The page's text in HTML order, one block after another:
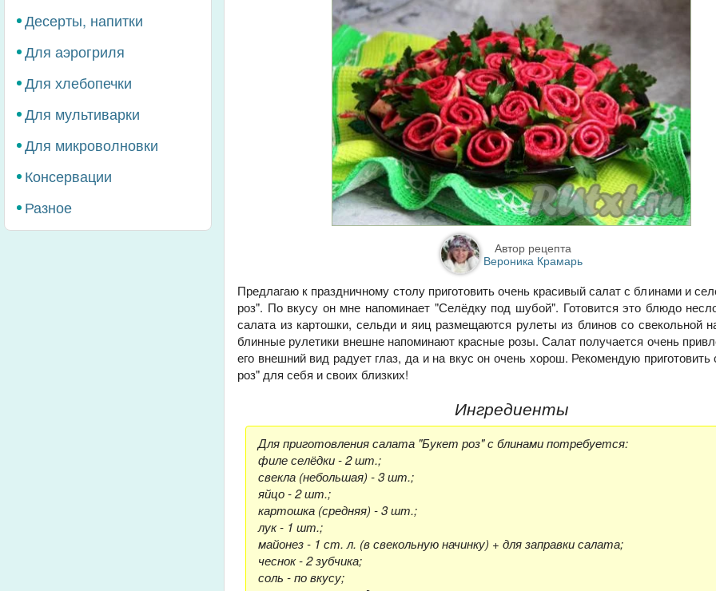
Десерты, напитки
Для аэрогриля
Для хлебопечки
Для мультиварки
Для микроволновки
Консервации
Разное
Автор рецепта
Вероника Крамарь
Предлагаю к праздничному столу приготовить очень красивый салат с блинами и
роз". По вкусу он мне напоминает "Селёдку под шубой". Готовится это блюдо
салата из картошки, сельди и яиц размещаются рулеты из блинов со свекольной
блинные рулетики внешне напоминают красные розы. Салат получается очень
его внешний вид радует глаз, да и на вкус он очень хорош. Рекомендую приготовить
роз" для себя и своих близких!
Ингредиенты
Для приготовления салата "Букет роз" с блинами потребуется:
филе селёдки - 2 шт.;
свекла (небольшая) - 3 шт.;
яйцо - 2 шт.;
картошка (средняя) - 3 шт.;
лук - 1 шт.;
майонез - 1 ст. л. (в свекольную начинку) + для заправки салата;
чеснок - 2 зубчика;
соль - по вкусу;